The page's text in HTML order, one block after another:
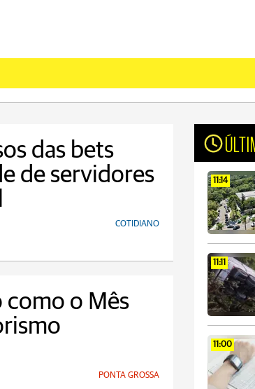
das bets
de servidores
COTIDIANO
como o Mês
PONTA GROSSA
11:14
11:11
11:00